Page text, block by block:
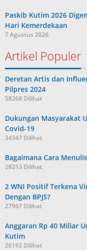
Paskib Kutim 2026
Hari Kemerdekaan
7 Agustus 2026
Artikel Populer
Deretan Artis dan
Pilpres 2024
58268 Dilihat
Dukungan Masyarakat
Covid-19
34347 Dilihat
Bagaimana Cara
28213 Dilihat
2 WNI Positif Terkena
Dengan BPJS?
27967 Dilihat
Anggaran Rp 40 Miliar
Kutim
26192 Dilihat